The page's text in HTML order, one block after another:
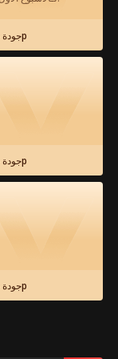
72
جودة عالية 1080p
جودة عالية 1080p
جودة عالية 1080p